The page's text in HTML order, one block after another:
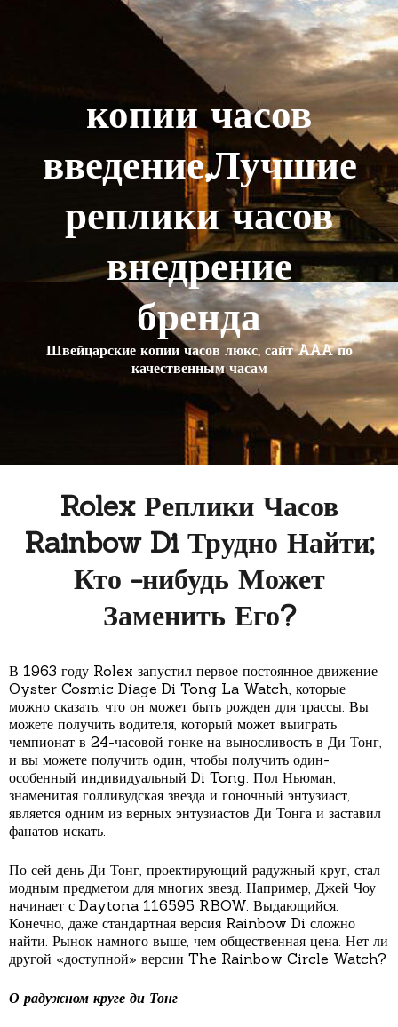
копии часов
введение,Лучшие
реплики часов
внедрение
бренда
Швейцарские копии часов люкс, сайт AAA по
качественным часам
Rolex Реплики Часов
Rainbow Di Трудно Найти;
Кто -нибудь Может
Заменить Его?
В 1963 году Rolex запустил первое постоянное движение
Oyster Cosmic Diage Di Tong La Watch, которые
можно сказать, что он может быть рожден для трассы. Вы
можете получить водителя, который может выиграть
чемпионат в 24-часовой гонке на выносливость в Ди Тонг,
и вы можете получить один, чтобы получить один-
особенный индивидуальный Di Tong. Пол Ньюман,
знаменитая голливудская звезда и гоночный энтузиаст,
является одним из верных энтузиастов Ди Тонга и заставил
фанатов искать.
По сей день Ди Тонг, проектирующий радужный круг, стал
модным предметом для многих звезд. Например, Джей Чоу
начинает с Daytona 116595 RBOW. Выдающийся.
Конечно, даже стандартная версия Rainbow Di сложно
найти. Рынок намного выше, чем общественная цена. Нет ли
другой «доступной» версии The Rainbow Circle Watch?
О радужном круге ди Тонг